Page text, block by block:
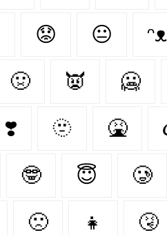
😟 😐
🤢 👿 🥶
❣️ 🫥 🤮
🤓 😇 🥲
🙁 👧 🤧